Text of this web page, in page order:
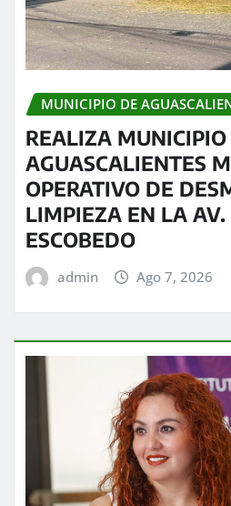
MUNICIPIO DE
REALIZA MUNICIPIO
AGUASCALIENTES
OPERATIVO DE
LIMPIEZA EN LA
ESCOBEDO
admin Ago 7, 2026